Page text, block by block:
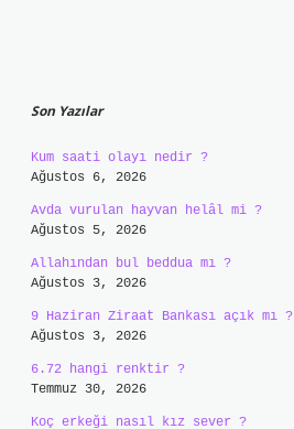
Son Yazılar
Kum saati olayı nedir ?
Ağustos 6, 2026
Avda vurulan hayvan helâl mi ?
Ağustos 5, 2026
Allahından bul beddua mı ?
Ağustos 3, 2026
9 Haziran Ziraat Bankası açık mı ?
Ağustos 3, 2026
6.72 hangi renktir ?
Temmuz 30, 2026
Koç erkeği nasıl kız sever ?